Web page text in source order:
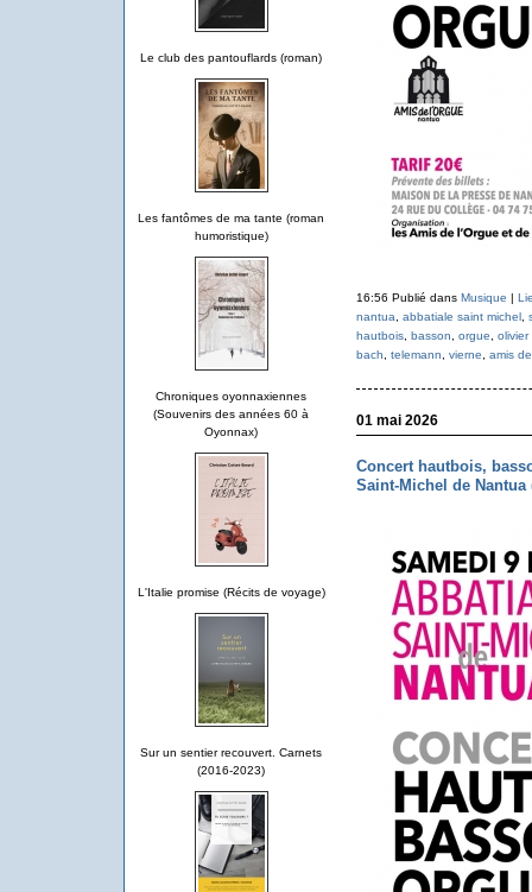
Le club des pantouflards (roman)
Les fantômes de ma tante (roman
humoristique)
Chroniques oyonnaxiennes
(Souvenirs des années 60 à
Oyonnax)
L'Italie promise (Récits de voyage)
Sur un sentier recouvert. Carnets
(2016-2023)
16:56 Publié dans Musique |
nantua, abbatiale saint michel,
hautbois, basson, orgue, olivier
bach, telemann, vierne, amis
01 mai 2026
Concert hautbois,
Saint-Michel de Nantua